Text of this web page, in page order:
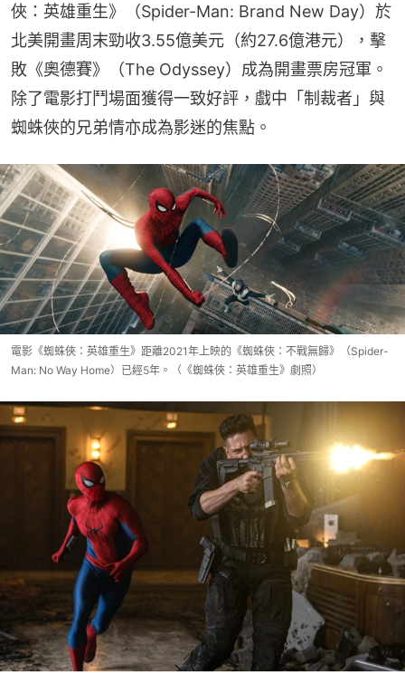
俠：英雄重生》（Spider-Man: Brand New Day）於
北美開畫周末勁收3.55億美元（約27.6億港元），擊
敗《奧德賽》（The Odyssey）成為開畫票房冠軍。
除了電影打鬥場面獲得一致好評，戲中「制裁者」與
蜘蛛俠的兄弟情亦成為影迷的焦點。
電影《蜘蛛俠：英雄重生》距離2021年上映的《蜘蛛俠：不戰無歸》（Spider-
Man: No Way Home）已經5年。（《蜘蛛俠：英雄重生》劇照）